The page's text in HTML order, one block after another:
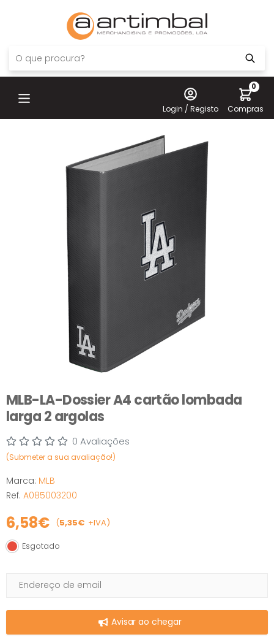
Login / Registo
0
Compras
MLB-LA-Dossier A4 cartão lombada
larga 2 argolas
0 Avaliações
(Submeter a sua avaliação!)
Marca: MLB
Ref. A085003200
6,58€ (5,35€ +IVA)
Esgotado
Esgotado
Avisar ao chegar